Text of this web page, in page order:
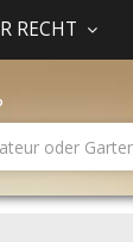
RECHT